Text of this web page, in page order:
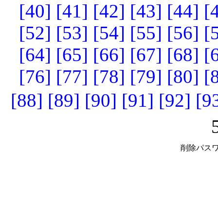
[40] [41] [42] [43] [44]
[52] [53] [54] [55] [56]
[64] [65] [66] [67] [68]
[76] [77] [78] [79] [80]
[88] [89] [90] [91] [92]
削除パス